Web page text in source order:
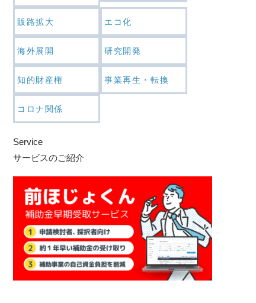
販路拡大 エコ化
海外展開 研究開発
知的財産権 事業再生・転換
コロナ関係
Service
サービスのご紹介